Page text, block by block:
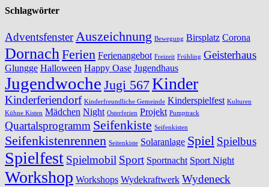
Schlagwörter
Adventsfenster Auszeichnung Bewegung Birsplatz Corona
Dornach Ferien Ferienangebot Freizeit Frühling Geisterhaus
Glungge Halloween Happy Oase Jugendhaus
Jugendwoche Jugi 567Kinder
Kinderferiendorf Kinderfreundliche Gemeinde Kinderspielfest Kulturen
Kühne Kisten Mädchen Night Osterferien Projekt Pumptrack
Quartalsprogramm Seifenkiste Seifenkisten
Seifenkistenrennen Seitenkiste Solaranlage Spiel Spielbus
Spielfest Spielmobil Sport Sportnacht Sport Night
Workshop Workshops Wydekraftwerk Wydeneck